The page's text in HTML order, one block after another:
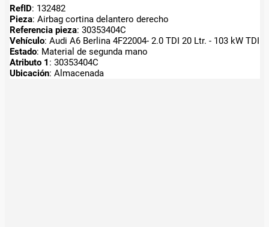
RefID: 132482
Pieza: Airbag cortina delantero derecho
Referencia pieza: 30353404C
Vehículo: Audi A6 Berlina 4F22004- 2.0 TDI 20 Ltr. - 103 kW TDI
Estado: Material de segunda mano
Atributo 1 : 30353404C
Ubicación: Almacenada